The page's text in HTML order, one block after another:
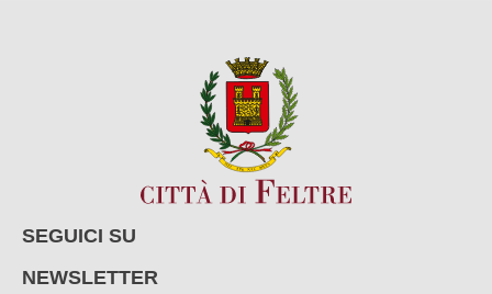
SEGUICI SU
NEWSLETTER